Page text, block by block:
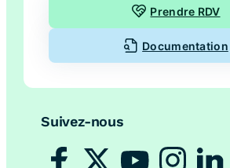
Prendre RDV
Documentation
Suivez-nous